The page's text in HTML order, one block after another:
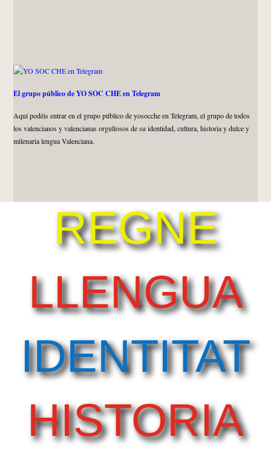
El grupo público de YO SOC CHE en Telegram
Aquí podéis entrar en el grupo público de yosocche en Telegram, el grupo de todos
los valencianos y valencianas orgullosos de su identidad, cultura, historia y dulce y
milenaria lengua Valenciana.
REGNE
LLENGUA
IDENTITAT
HISTORIA